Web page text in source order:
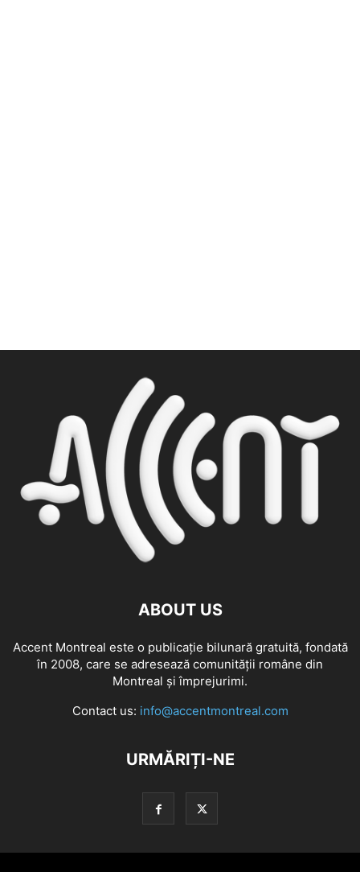
ABOUT US
Accent Montreal este o publicație bilunară gratuită, fondată
în 2008, care se adresează comunităţii române din
Montreal şi împrejurimi.
Contact us: info@accentmontreal.com
URMĂRIȚI-NE